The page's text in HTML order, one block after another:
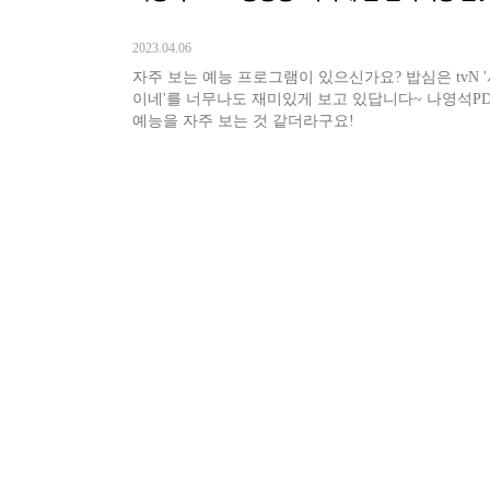
2023.04.06
자주 보는 예능 프로그램이 있으신가요? 밥심은 tvN '
이네'를 너무나도 재미있게 보고 있답니다~ 나영석
예능을 자주 보는 것 같더라구요!